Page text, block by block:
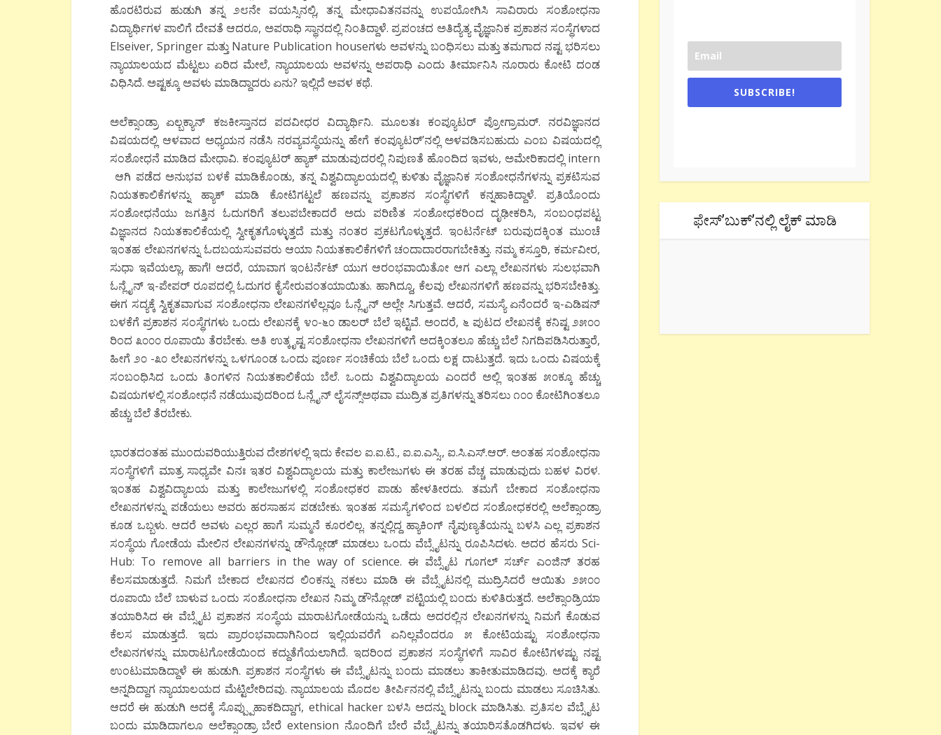
ಹೊರಟಿರುವ ಹುಡುಗಿ ತನ್ನ ೨೮ನೇ ವಯಸ್ಸಿನಲ್ಲಿ, ತನ್ನ ಮೇಧಾವಿತನವನ್ನು ಉಪಯೋಗಿಸಿ ಸಾವಿರಾರು ಸಂಶೋಧನಾ
ವಿದ್ಯಾರ್ಥಿಗಳ ಪಾಲಿಗೆ ದೇವತೆ ಆದರೂ, ಅಪರಾಧಿ ಸ್ಥಾನದಲ್ಲಿ ನಿಂತಿದ್ದಾಳೆ. ಪ್ರಪಂಚದ ಅತಿದ್ಯೆತ್ಯ ವೈಜ್ಞಾನಿಕ ಪ್ರಕಾಶನ ಸಂಸ್ಥೆಗಳಾದ
Elseiver, Springer ಮತ್ತು Nature Publication houseಗಳು ಅವಳನ್ನು ಬಂಧಿಸಲು ಮತ್ತು ತಮಗಾದ ನಷ್ಟ ಭರಿಸಲು
ನ್ಯಾಯಾಲಯದ ಮೆಟ್ಟಲು ಏರಿದ ಮೇಲೆ, ನ್ಯಾಯಾಲಯ ಅವಳನ್ನು ಅಪರಾಧಿ ಎಂದು ತೀರ್ಮಾನಿಸಿ ನೂರಾರು ಕೋಟಿ ದಂಡ
ವಿಧಿಸಿದೆ. ಅಷ್ಟಕ್ಕೂ ಅವಳು ಮಾಡಿದ್ದಾದರು ಏನು? ಇಲ್ಲಿದೆ ಅವಳ ಕಥೆ.
ಅಲೆಕ್ಸಾಂಡ್ರಾ ಏಲ್ಬಕ್ಯಾನ್ ಕಜಕೀಸ್ತಾನದ ಪದವೀಧರ ವಿದ್ಯಾರ್ಥಿನಿ. ಮೂಲತಃ ಕಂಪ್ಯೂಟರ್ ಪ್ರೋಗ್ರಾಮರ್. ನರವಿಜ್ಞಾನದ
ವಿಷಯದಲ್ಲಿ ಆಳವಾದ ಅಧ್ಯಯನ ನಡೆಸಿ ನರವ್ಯವಸ್ಥೆಯನ್ನು ಹೇಗೆ ಕಂಪ್ಯೂಟರ್’ನಲ್ಲಿ ಅಳವಡಿಸಬಹುದು ಎಂಬ ವಿಷಯದಲ್ಲಿ
ಸಂಶೋಧನೆ ಮಾಡಿದ ಮೇಧಾವಿ. ಕಂಪ್ಯೂಟರ್ ಹ್ಯಾಕ್ ಮಾಡುವುದರಲ್ಲಿ ನಿಪುಣತೆ ಹೊಂದಿದ ಇವಳು, ಅಮೇರಿಕಾದಲ್ಲಿ intern
ಆಗಿ ಪಡೆದ ಅನುಭವ ಬಳಕೆ ಮಾಡಿಕೊಂಡು, ತನ್ನ ವಿಶ್ವವಿದ್ಯಾಲಯದಲ್ಲಿ ಕುಳಿತು ವೈಜ್ಞಾನಿಕ ಸಂಶೋಧನೆಗಳನ್ನು ಪ್ರಕಟಿಸುವ
ನಿಯತಕಾಲಿಕೆಗಳನ್ನು ಹ್ಯಾಕ್ ಮಾಡಿ ಕೋಟಿಗಟ್ಟಲೆ ಹಣವನ್ನು ಪ್ರಕಾಶನ ಸಂಸ್ಥೆಗಳಿಗೆ ಕನ್ನಹಾಕಿದ್ದಾಳೆ. ಪ್ರತಿಯೊಂದು
ಸಂಶೋಧನೆಯು ಜಗತ್ತಿನ ಓದುಗರಿಗೆ ತಲುಪಬೇಕಾದರೆ ಅದು ಪರಿಣಿತ ಸಂಶೋಧಕರಿಂದ ದೃಢೀಕರಿಸಿ, ಸಂಬಂಧಪಟ್ಟ
ವಿಜ್ಞಾನದ ನಿಯತಕಾಲಿಕೆಯಲ್ಲಿ ಸ್ವೀಕೃತಗೊಳ್ಳುತ್ತದೆ ಮತ್ತು ನಂತರ ಪ್ರಕಟಗೊಳ್ಳುತ್ತದೆ. ಇಂಟರ್ನೆಟ್ ಬರುವುದಕ್ಕಿಂತ ಮುಂಚೆ
ಇಂತಹ ಲೇಖನಗಳನ್ನು ಓದಬಯಸುವವರು ಆಯಾ ನಿಯತಕಾಲಿಕೆಗಳಿಗೆ ಚಂದಾದಾರರಾಗಬೇಕಿತ್ತು. ನಮ್ಮ ಕಸ್ತೂರಿ, ಕರ್ಮವೀರ,
ಸುಧಾ ಇವೆಯಲ್ಲಾ, ಹಾಗೆ! ಆದರೆ, ಯಾವಾಗ ಇಂಟರ್ನೆಟ್ ಯುಗ ಆರಂಭವಾಯಿತೋ ಆಗ ಎಲ್ಲಾ ಲೇಖನಗಳು ಸುಲಭವಾಗಿ
ಓನ್ಲೈನ್ ಇ-ಪೇಪರ್ ರೂಪದಲ್ಲಿ ಓದುಗರ ಕೈಸೇರುವಂತಯಾಯಿತು. ಹಾಗಿದ್ದೂ, ಕೆಲವು ಲೇಖನಗಳಿಗೆ ಹಣವನ್ನು ಭರಿಸಬೇಕಿತ್ತು.
ಈಗ ಸದ್ಯಕ್ಕೆ ಸ್ವಿಕೃತವಾಗುವ ಸಂಶೋಧನಾ ಲೇಖನಗಳೆಲ್ಲವೂ ಓನ್ಲೈನ್ ಅಲ್ಲೇ ಸಿಗುತ್ತವೆ. ಆದರೆ, ಸಮಸ್ಯೆ ಏನೆಂದರೆ ಇ-ಎಡಿಷನ್
ಬಳಕೆಗೆ ಪ್ರಕಾಶನ ಸಂಸ್ಥೆಗಗಳು ಒಂದು ಲೇಖನಕ್ಕೆ ೪೦-೬೦ ಡಾಲರ್ ಬೆಲೆ ಇಟ್ಟಿವೆ. ಅಂದರೆ, ೬ ಪುಟದ ಲೇಖನಕ್ಕೆ ಕನಿಷ್ಟ ೨೫೦೦
ರಿಂದ ೩೦೦೦ ರೂಪಾಯಿ ತೆರಬೇಕು. ಅತಿ ಉತ್ಕೃಷ್ಟ ಸಂಶೋಧನಾ ಲೇಖನಗಳಿಗೆ ಅದಕ್ಕಿಂತಲೂ ಹೆಚ್ಚು ಬೆಲೆ ನಿಗದಿಪಡಿಸಿರುತ್ತಾರೆ,
ಹೀಗೆ ೨೦ -೩೦ ಲೇಖನಗಳನ್ನು ಒಳಗೂಂಡ ಒಂದು ಪೂರ್ಣ ಸಂಚಿಕೆಯ ಬೆಲೆ ಒಂದು ಲಕ್ಷ ದಾಟುತ್ತದೆ. ಇದು ಒಂದು ವಿಷಯಕ್ಕೆ
ಸಂಬಂಧಿಸಿದ ಒಂದು ತಿಂಗಳಿನ ನಿಯತಕಾಲಿಕೆಯ ಬೆಲೆ. ಒಂದು ವಿಶ್ವವಿದ್ಯಾಲಯ ಎಂದರೆ ಅಲ್ಲಿ ಇಂತಹ ೫೦ಕ್ಕೂ ಹೆಚ್ಚು
ವಿಷಯಗಳಲ್ಲಿ ಸಂಶೋಧನೆ ನಡೆಯುವುದರಿಂದ ಓನ್ಲೈನ್ ಲೈಸನ್ಸ್ಅಥವಾ ಮುದ್ರಿತ ಪ್ರತಿಗಳನ್ನು ತರಿಸಲು ೧೦೦ ಕೋಟಿಗಿಂತಲೂ
ಹೆಚ್ಚು ಬೆಲೆ ತೆರಬೇಕು.
ಭಾರತದಂತಹ ಮುಂದುವರಿಯುತ್ತಿರುವ ದೇಶಗಳಲ್ಲಿ ಇದು ಕೇವಲ ಐ.ಐ.ಟಿ., ಐ.ಐ.ಎಸ್ಸಿ., ಐ.ಸಿ.ಎಸ್.ಆರ್. ಅಂತಹ ಸಂಶೋಧನಾ
ಸಂಸ್ಥೆಗಳಿಗೆ ಮಾತ್ರ ಸಾಧ್ಯವೇ ವಿನಃ ಇತರ ವಿಶ್ವವಿದ್ಯಾಲಯ ಮತ್ತು ಕಾಲೇಜುಗಳು ಈ ತರಹ ವೆಚ್ಚ ಮಾಡುವುದು ಬಹಳ ವಿರಳ.
ಇಂತಹ ವಿಶ್ವವಿದ್ಯಾಲಯ ಮತ್ತು ಕಾಲೇಜುಗಳಲ್ಲಿ ಸಂಶೋಧಕರ ಪಾಡು ಹೇಳತೀರದು. ತಮಗೆ ಬೇಕಾದ ಸಂಶೋಧನಾ
ಲೇಖನಗಳನ್ನು ಪಡೆಯಲು ಅವರು ಹರಸಾಹಸ ಪಡಬೇಕು. ಇಂತಹ ಸಮಸ್ಯೆಗಳಿಂದ ಬಳಲಿದ ಸಂಶೋಧಕರಲ್ಲಿ ಅಲೆಕ್ಸಾಂಡ್ರಾ
ಕೂಡ ಒಬ್ಬಳು. ಆದರೆ ಅವಳು ಎಲ್ಲರ ಹಾಗೆ ಸುಮ್ಮನೆ ಕೂರಲಿಲ್ಲ. ತನ್ನಲ್ಲಿದ್ದ ಹ್ಯಾಕಿಂಗ್ ನೈಪುಣ್ಯತೆಯನ್ನು ಬಳಸಿ ಎಲ್ಲ ಪ್ರಕಾಶನ
ಸಂಸ್ಥೆಯ ಗೋಡೆಯ ಮೇಲಿನ ಲೇಖನಗಳನ್ನು ಡೌನ್ಲೋಡ್ ಮಾಡಲು ಒಂದು ವೆಬ್ಸೈಟನ್ನು ರೂಪಿಸಿದಳು. ಅದರ ಹೆಸರು Sci-
Hub: To remove all barriers in the way of science. ಈ ವೆಬ್ಸೈಟ ಗೂಗಲ್ ಸರ್ಚ್ ಎಂಜಿನ್ ತರಹ
ಕೆಲಸಮಾಡುತ್ತದೆ. ನಿಮಗೆ ಬೇಕಾದ ಲೇಖನದ ಲಿಂಕನ್ನು ನಕಲು ಮಾಡಿ ಈ ವೆಬ್ಸೈಟನಲ್ಲಿ ಮುದ್ರಿಸಿದರೆ ಆಯಿತು ೨೫೦೦
ರೂಪಾಯಿ ಬೆಲೆ ಬಾಳುವ ಒಂದು ಸಂಶೋಧನಾ ಲೇಖನ ನಿಮ್ಮ ಡೌನ್ಲೋಡ್ ಪಟ್ಟಿಯಲ್ಲಿ ಬಂದು ಕುಳಿತಿರುತ್ತದೆ. ಅಲೆಕ್ಸಾಂಡ್ರಿಯಾ
ತಯಾರಿಸಿದ ಈ ವೆಬ್ಸೈಟ ಪ್ರಕಾಶನ ಸಂಸ್ಥೆಯ ಮಾರಾಟಗೋಡೆಯನ್ನು ಒಡೆದು ಅದರಲ್ಲಿನ ಲೇಖನಗಳನ್ನು ನಿಮಗೆ ಕೊಡುವ
ಕೆಲಸ ಮಾಡುತ್ತದೆ. ಇದು ಪ್ರಾರಂಭವಾದಾಗಿನಿಂದ ಇಲ್ಲಿಯವರೆಗೆ ಏನಿಲ್ಲವೆಂದರೂ ೫ ಕೋಟಿಯಷ್ಟು ಸಂಶೋಧನಾ
ಲೇಖನಗಳನ್ನು ಮಾರಾಟಗೋಡೆಯಿಂದ ಕದ್ದುತೆಗೆಯಲಾಗಿದೆ. ಇದರಿಂದ ಪ್ರಕಾಶನ ಸಂಸ್ಥೆಗಳಿಗೆ ಸಾವಿರ ಕೋಟಿಗಳಷ್ಟು ನಷ್ಟ
ಉಂಟುಮಾಡಿದ್ದಾಳೆ ಈ ಹುಡುಗಿ. ಪ್ರಕಾಶನ ಸಂಸ್ಥೆಗಳು ಈ ವೆಬ್ಸೈಟನ್ನು ಬಂದು ಮಾಡಲು ತಾಕೀತುಮಾಡಿದವು. ಅದಕ್ಕೆ ಕ್ಯಾರೆ
ಅನ್ನದಿದ್ದಾಗ ನ್ಯಾಯಾಲಯದ ಮೆಟ್ಟಿಲೇರಿದವು. ನ್ಯಾಯಾಲಯ ಮೊದಲ ತೀರ್ಪಿನನಲ್ಲಿ ವೆಬ್ಸೈಟನ್ನು ಬಂದು ಮಾಡಲು ಸೂಚಿಸಿತು.
ಆದರೆ ಈ ಹುಡುಗಿ ಅದಕ್ಕೆ ಸೊಪ್ಪ್ಪುಹಾಕದಿದ್ದಾಗ, ethical hacker ಬಳಸಿ ಅದನ್ನು block ಮಾಡಿಸಿತು. ಪ್ರತಿಸಲ ವೆಬ್ಸೈಟ
ಬಂದು ಮಾಡಿದಾಗಲೂ ಅಲೆಕ್ಸಾಂಡ್ರಾ ಬೇರೆ extension ನೊಂದಿಗೆ ಬೇರೆ ವೆಬ್ಸೈಟನ್ನು ತಯಾರಿಸತೊಡಗಿದಳು. ಇವಳ ಈ
SUBSCRIBE!
ಫೇಸ್’ಬುಕ್’ನಲ್ಲಿ ಲೈಕ್ ಮಾಡಿ